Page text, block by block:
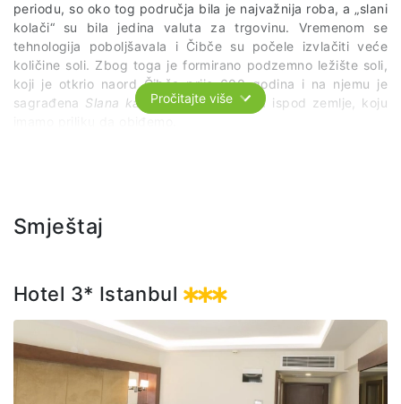
periodu, so oko tog područja bila je najvažnija roba, a „slani
kolači“ su bila jedina valuta za trgovinu. Vremenom se
tehnologija poboljšavala i Čibče su počele izvlačiti veće
količine soli. Zbog toga je formirano podzemno ležište soli,
koji je otkrio naord Čibča prije 600 godina i na njemu je
sagrađena Slana katedrala, 180 metara ispod zemlje, koju
Pročitajte više
Smještaj
Hotel 3* Istanbul